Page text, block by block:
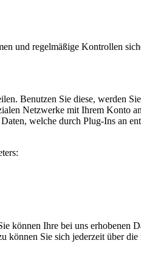
und regelmäßige Kontrollen
Benutzen Sie diese, werden
Netzwerke mit Ihrem Konto
welche durch Plug-Ins an
können Ihre bei uns erhobenen
Sie sich jederzeit über die